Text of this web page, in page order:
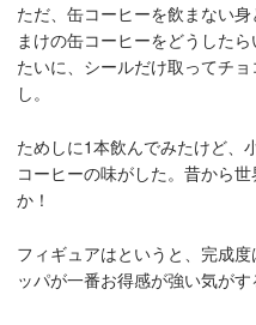
ただ、缶コーヒーを飲まない
まけの缶コーヒーをどうした
たいに、シールだけ取ってチ
し。
ためしに1本飲んでみたけど、
コーヒーの味がした。昔から
か！
フィギュアはというと、完成
ッパが一番お得感が強い気がす